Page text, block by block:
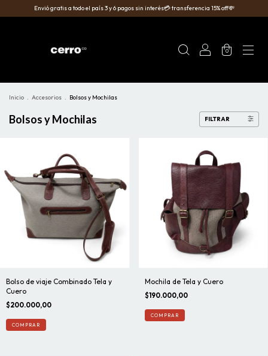
Envió gratis a todo el país 3 y 6 pagos sin interés💳 transferencia 15% off💸
0
Inicio . Accesorios . Bolsos y Mochilas
Bolsos y Mochilas FILTRAR
Bolso de viaje Combinado Tela y
Cuero
$200.000,00
Mochila de Tela y Cuero
$190.000,00